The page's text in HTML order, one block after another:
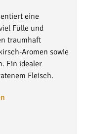
eine
Fülle und
traumhaft
Aromen sowie
Ein idealer
Fleisch.